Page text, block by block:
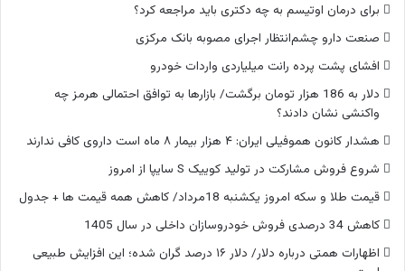
برای درمان اوتیسم به چه دکتری باید مراجعه کرد؟
صنعت دارو چشم‌انتظار اجرای مصوبه بانک مرکزی
افشای پشت پرده رانت میلیاردی واردات خودرو
دلار به 186 هزار تومان برگشت/ بازارها به توافق احتمالی هرمز چه
واکنشی نشان دادند؟
هشدار کانون هموفیلی ایران: ۴ هزار بیمار ۸ ماه است داروی کافی ندارند
شروع فروش مشارکت در تولید کوییک S سایپا از امروز
قیمت طلا و سکه امروز یکشنبه 18مرداد/ کاهش همه قیمت ها + جدول
کاهش 34 درصدی فروش خودروسازان داخلی در سال 1405
اظهارات همتی درباره دلار/ دلار ۱۶ درصد گران شده؛ این افزایش طبیعی